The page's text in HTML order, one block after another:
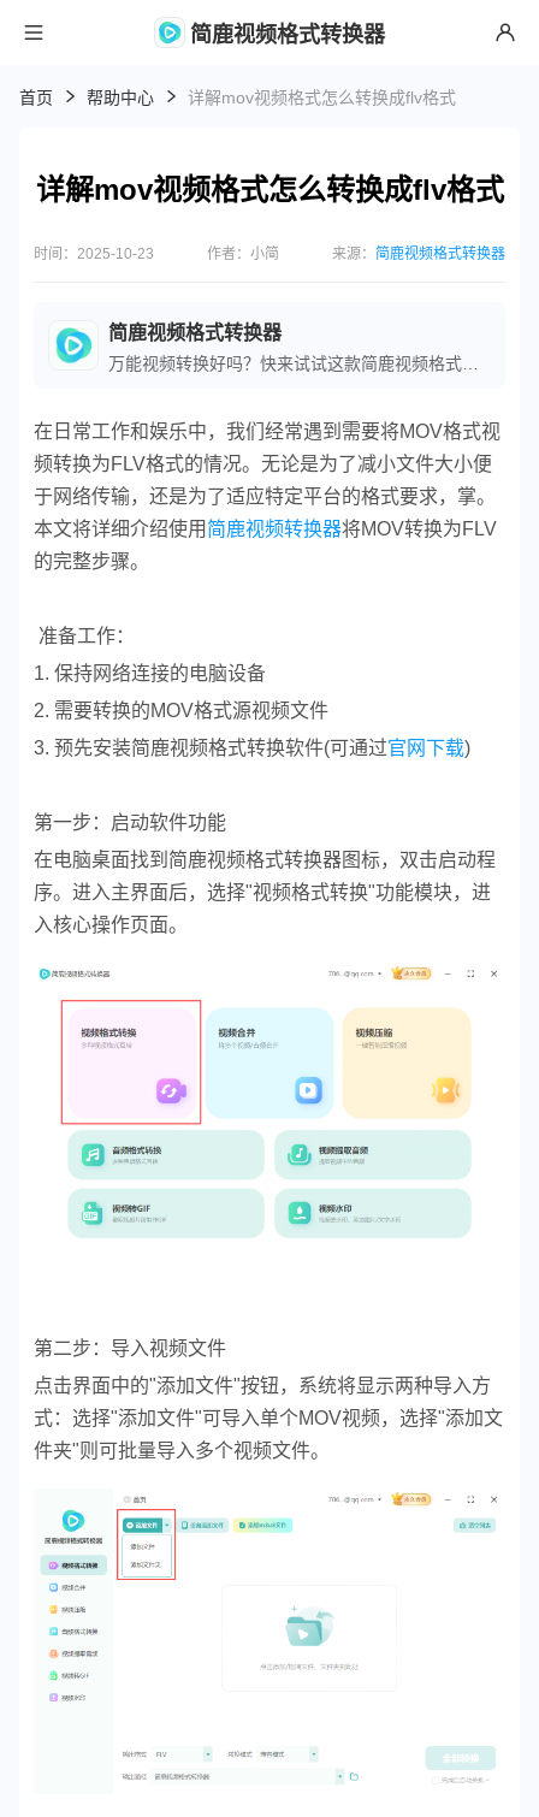
简鹿视频格式转换器
首页 帮助中心 详解mov视频格式怎么转换成flv格式
详解mov视频格式怎么转换成flv格式
时间：2025-10-23 作者：小简 来源： 简鹿视频格式转换器
简鹿视频格式转换器
在日常工作和娱乐中，我们经常遇到需要将MOV格式视
频转换为FLV格式的情况。无论是为了减小文件大小便
于网络传输，还是为了适应特定平台的格式要求，掌。
本文将详细介绍使用 简鹿视频转换器将MOV转换为FLV
的完整步骤。
准备工作：
1. 保持网络连接的电脑设备
2. 需要转换的MOV格式源视频文件
3. 预先安装简鹿视频格式转换软件(可通过官网下载)
第一步：启动软件功能
在电脑桌面找到简鹿视频格式转换器图标，双击启动程
序。进入主界面后，选择"视频格式转换"功能模块，进
入核心操作页面。
第二步：导入视频文件
点击界面中的"添加文件"按钮，系统将显示两种导入方
式：选择"添加文件"可导入单个MOV视频，选择"添加文
件夹"则可批量导入多个视频文件。